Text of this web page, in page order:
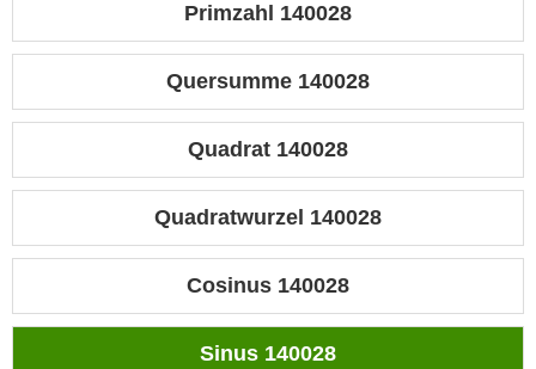
Primzahl 140028
Quersumme 140028
Quadrat 140028
Quadratwurzel 140028
Cosinus 140028
Sinus 140028